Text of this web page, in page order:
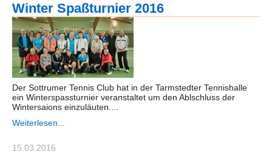
Winter Spaßturnier 2016
Der Sottrumer Tennis Club hat in der Tarmstedter Tennishalle
ein Winterspassturnier veranstaltet um den Ablschluss der
Wintersaions einzuläuten....
Weiterlesen...
15.03.2016